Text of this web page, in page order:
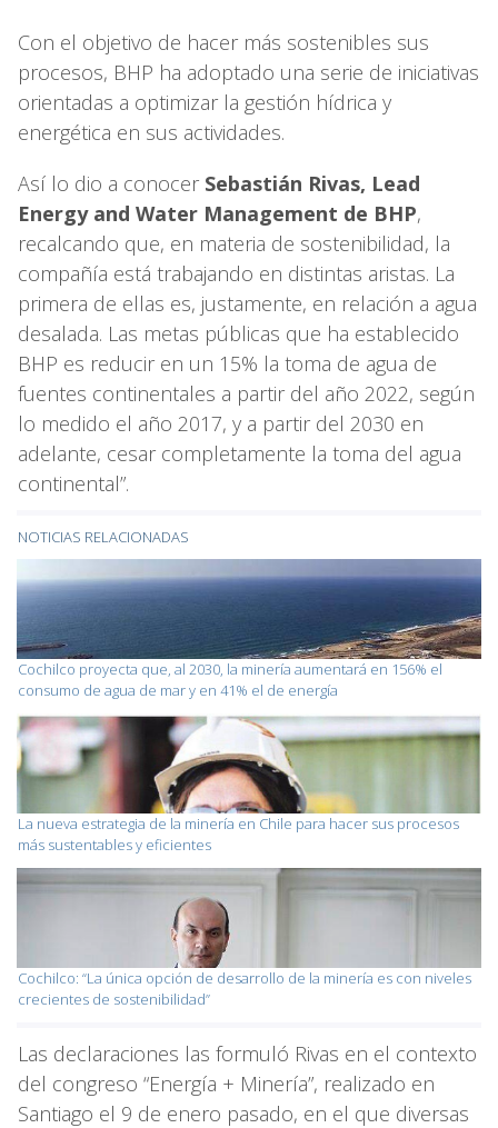
Con el objetivo de hacer más sostenibles sus
procesos, BHP ha adoptado una serie de iniciativas
orientadas a optimizar la gestión hídrica y
energética en sus actividades.
Así lo dio a conocer Sebastián Rivas, Lead
Energy and Water Management de BHP,
recalcando que, en materia de sostenibilidad, la
compañía está trabajando en distintas aristas. La
primera de ellas es, justamente, en relación a agua
desalada. Las metas públicas que ha establecido
BHP es reducir en un 15% la toma de agua de
fuentes continentales a partir del año 2022, según
lo medido el año 2017, y a partir del 2030 en
adelante, cesar completamente la toma del agua
continental”.
NOTICIAS RELACIONADAS
Cochilco proyecta que, al 2030, la minería aumentará en 156% el
consumo de agua de mar y en 41% el de energía
La nueva estrategia de la minería en Chile para hacer sus procesos
más sustentables y eficientes
Cochilco: “La única opción de desarrollo de la minería es con niveles
crecientes de sostenibilidad”
Las declaraciones las formuló Rivas en el contexto
del congreso “Energía + Minería”, realizado en
Santiago el 9 de enero pasado, en el que diversas